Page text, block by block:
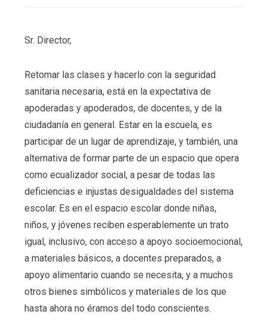
Sr. Director,
Retomar las clases y hacerlo con la seguridad
sanitaria necesaria, está en la expectativa de
apoderadas y apoderados, de docentes, y de la
ciudadanía en general. Estar en la escuela, es
participar de un lugar de aprendizaje, y también, una
alternativa de formar parte de un espacio que opera
como ecualizador social, a pesar de todas las
deficiencias e injustas desigualdades del sistema
escolar. Es en el espacio escolar donde niñas,
niños, y jóvenes reciben esperablemente un trato
igual, inclusivo, con acceso a apoyo socioemocional,
a materiales básicos, a docentes preparados, a
apoyo alimentario cuando se necesita, y a muchos
otros bienes simbólicos y materiales de los que
hasta ahora no éramos del todo conscientes.